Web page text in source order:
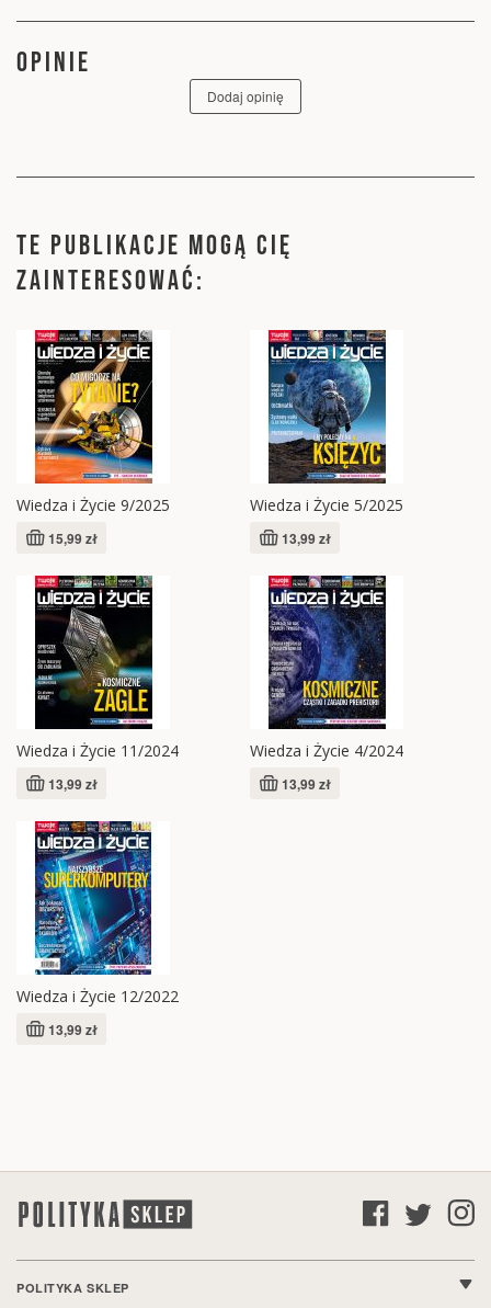
OPINIE
Dodaj opinię
TE PUBLIKACJE MOGĄ CIĘ
ZAINTERESOWAĆ:
Wiedza i Życie 9/2025
15,99 zł
Wiedza i Życie 5/2025
13,99 zł
Wiedza i Życie 11/2024
13,99 zł
Wiedza i Życie 4/2024
13,99 zł
Wiedza i Życie 12/2022
13,99 zł
POLITYKA SKLEP